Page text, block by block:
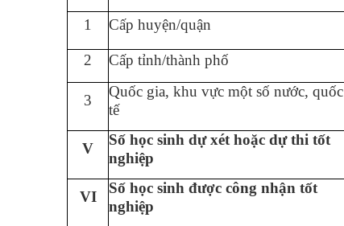
1
Cấp huyện/quận
2 Cấp tỉnh/thành phố
3
Quốc gia, khu vực một số nước, quốc
tế
V
Số học sinh dự xét hoặc dự thi tốt
nghiệp
VI
Số học sinh được công nhận tốt
nghiệp